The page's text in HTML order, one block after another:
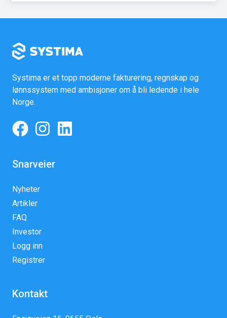
Systima er et topp moderne fakturering, regnskap og
lønnssystem med ambisjoner om å bli ledende i hele
Norge.
Snarveier
Nyheter
Artikler
FAQ
Investor
Logg inn
Registrer
Kontakt